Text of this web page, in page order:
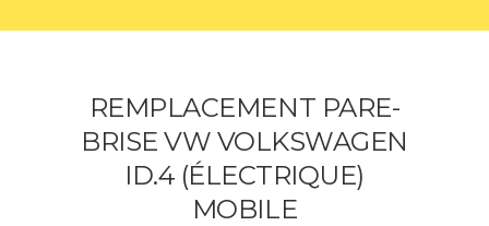
REMPLACEMENT PARE-
BRISE VW VOLKSWAGEN
ID.4 (ÉLECTRIQUE)
MOBILE